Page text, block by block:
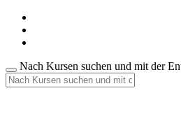
Nach Kursen suchen und mit der